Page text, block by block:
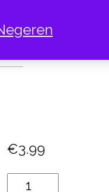
€3.99
Raket